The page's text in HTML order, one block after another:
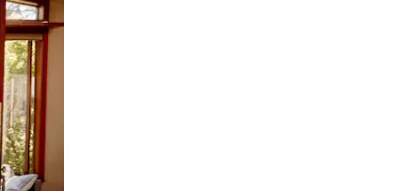
tocando y deslizando la pantalla.